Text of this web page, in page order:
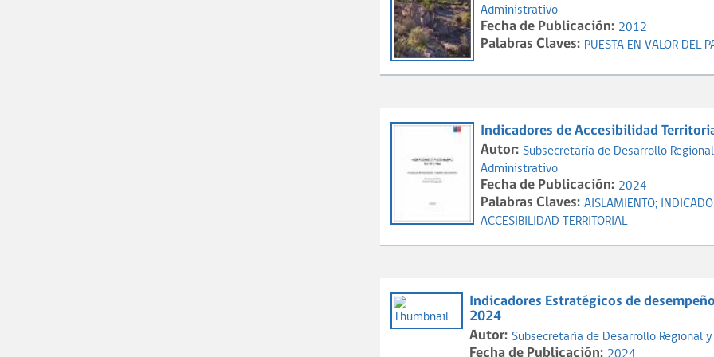
Administrativo
Fecha de Publicación: 2012
Palabras Claves: PUESTA EN VALOR DEL
Indicadores de Accesibilidad
Autor: Subsecretaría de Desarrollo
Administrativo
Fecha de Publicación: 2024
Palabras Claves: AISLAMIENTO;
ACCESIBILIDAD TERRITORIAL
Indicadores Estratégicos de
2024
Autor: Subsecretaría de Desarrollo Regional
Fecha de Publicación: